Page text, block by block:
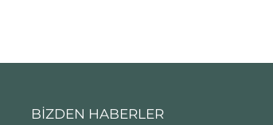
BİZDEN HABERLER